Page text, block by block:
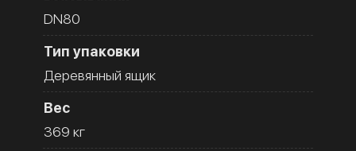
DN80
Тип упаковки
Деревянный ящик
Вес
369 кг